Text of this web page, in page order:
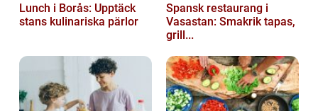
Lunch i Borås: Upptäck
stans kulinariska pärlor
Spansk restaurang i
Vasastan: Smakrik tapas,
grill...